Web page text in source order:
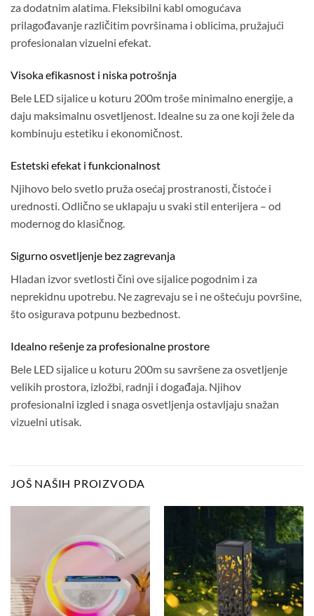
za dodatnim alatima. Fleksibilni kabl omogućava
prilagođavanje različitim površinama i oblicima, pružajući
profesionalan vizuelni efekat.
Visoka efikasnost i niska potrošnja
Bele LED sijalice u koturu 200m troše minimalno energije, a
daju maksimalnu osvetljenost. Idealne su za one koji žele da
kombinuju estetiku i ekonomičnost.
Estetski efekat i funkcionalnost
Njihovo belo svetlo pruža osećaj prostranosti, čistoće i
urednosti. Odlično se uklapaju u svaki stil enterijera – od
modernog do klasičnog.
Sigurno osvetljenje bez zagrevanja
Hladan izvor svetlosti čini ove sijalice pogodnim i za
neprekidnu upotrebu. Ne zagrevaju se i ne oštećuju površine,
što osigurava potpunu bezbednost.
Idealno rešenje za profesionalne prostore
Bele LED sijalice u koturu 200m su savršene za osvetljenje
velikih prostora, izložbi, radnji i događaja. Njihov
profesionalni izgled i snaga osvetljenja ostavljaju snažan
vizuelni utisak.
JOŠ NAŠIH PROIZVODA